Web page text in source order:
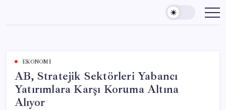
content
EKONOMI
AB, Stratejik Sektörleri Yabancı
Yatırımlara Karşı Koruma Altına
Alıyor